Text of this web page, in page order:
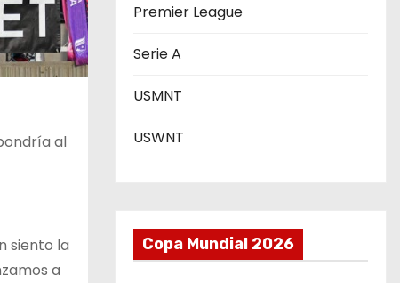
al
siento la
a
Premier League
Serie A
USMNT
USWNT
Copa Mundial 2026